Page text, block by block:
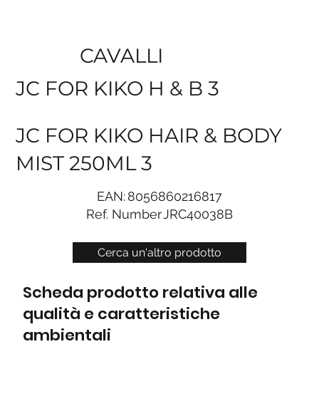
Cerca un'altro prodotto
CAVALLI
JC FOR KIKO H & B 3
JC FOR KIKO HAIR & BODY
MIST 250ML 3
EAN:8056860216817
Ref. NumberJRC40038B
Scheda prodotto relativa alle
qualità e caratteristiche
ambientali